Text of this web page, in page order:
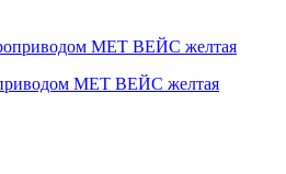
MET ВЕЙС желтая